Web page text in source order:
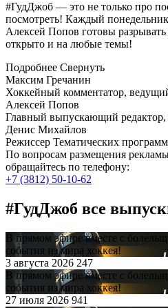
#ГудДжоб — это не только про
посмотреть! Каждый
Алексей Попов готовы
открыто и на любые темы!
Подробнее Свернуть
Максим Гречанин
Хоккейный комментатор,
Алексей Попов
Главный выпускающий
Денис Михайлов
Режиссер Тематических программ
По вопросам размещения
обращайтесь по телефону:
+7 (3812) 50-10-62
#ГудДжоб все
В прямом эфире вместе с
события из мира хоккея!
3 августа 2026 247
В прямом эфире вместе с
события из мира хоккея!
27 июля 2026 941